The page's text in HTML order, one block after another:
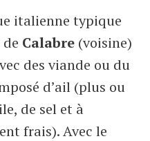
italienne typique
Calabre (voisine)
des viande ou du
d’ail (plus ou
de sel et à
frais). Avec le